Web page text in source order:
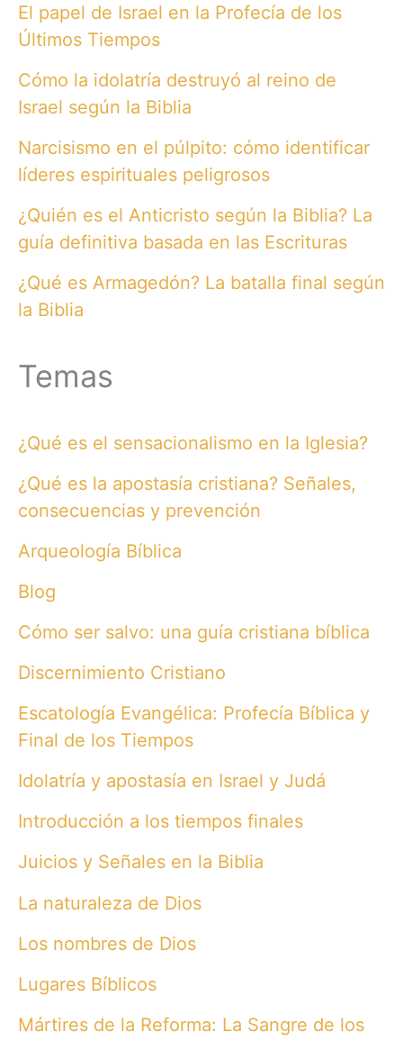
El papel de Israel en la Profecía de los
Últimos Tiempos
Cómo la idolatría destruyó al reino de
Israel según la Biblia
Narcisismo en el púlpito: cómo identificar
líderes espirituales peligrosos
¿Quién es el Anticristo según la Biblia? La
guía definitiva basada en las Escrituras
¿Qué es Armagedón? La batalla final según
la Biblia
Temas
¿Qué es el sensacionalismo en la Iglesia?
¿Qué es la apostasía cristiana? Señales,
consecuencias y prevención
Arqueología Bíblica
Blog
Cómo ser salvo: una guía cristiana bíblica
Discernimiento Cristiano
Escatología Evangélica: Profecía Bíblica y
Final de los Tiempos
Idolatría y apostasía en Israel y Judá
Introducción a los tiempos finales
Juicios y Señales en la Biblia
La naturaleza de Dios
Los nombres de Dios
Lugares Bíblicos
Mártires de la Reforma: La Sangre de los